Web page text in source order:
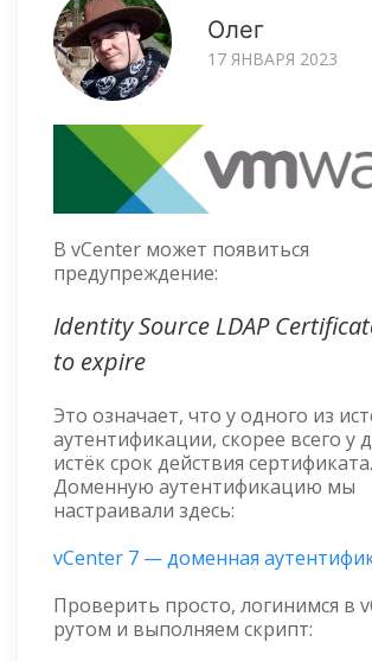
Олег
17 ЯНВАРЯ 2023
В vCenter может появиться
предупреждение:
Identity Source LDAP
to expire
Это означает, что у одного из
аутентификации, скорее всего у
истёк срок действия сертификата.
Доменную аутентификацию мы
настраивали здесь:
vCenter 7 — доменная
Проверить просто, логинимся в
рутом и выполняем скрипт: